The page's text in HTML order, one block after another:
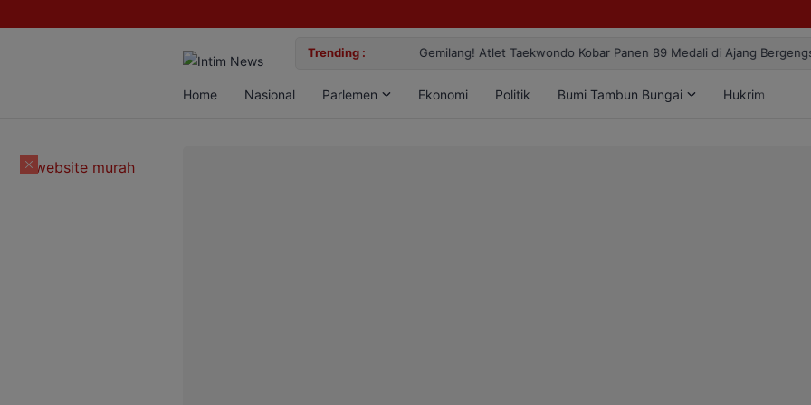
Trending : Gemilang! Atlet Taekwondo Kobar Panen 89 Medali di Ajang Bergengsi
Home Nasional Parlemen Ekonomi Politik Bumi Tambun Bungai Hukrim